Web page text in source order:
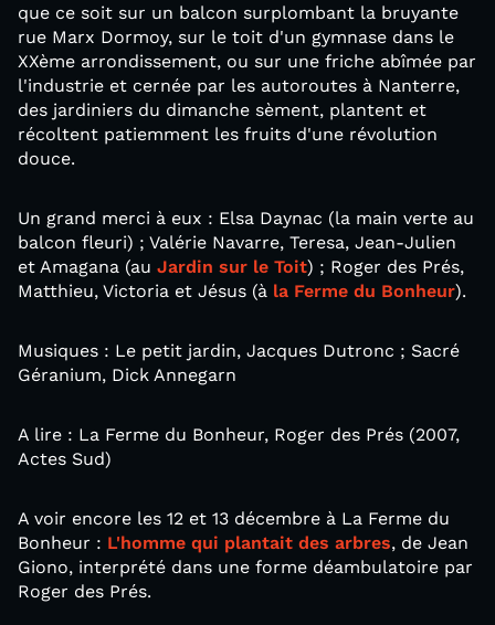
que ce soit sur un balcon surplombant la bruyante
rue Marx Dormoy, sur le toit d'un gymnase dans le
XXème arrondissement, ou sur une friche abîmée par
l'industrie et cernée par les autoroutes à Nanterre,
des jardiniers du dimanche sèment, plantent et
récoltent patiemment les fruits d'une révolution
douce.
Un grand merci à eux : Elsa Daynac (la main verte au
balcon fleuri) ; Valérie Navarre, Teresa, Jean-Julien
et Amagana (au Jardin sur le Toit) ; Roger des Prés,
Matthieu, Victoria et Jésus (à la Ferme du Bonheur).
Musiques : Le petit jardin, Jacques Dutronc ; Sacré
Géranium, Dick Annegarn
A lire : La Ferme du Bonheur, Roger des Prés (2007,
Actes Sud)
A voir encore les 12 et 13 décembre à La Ferme du
Bonheur : L'homme qui plantait des arbres, de Jean
Giono, interprété dans une forme déambulatoire par
Roger des Prés.